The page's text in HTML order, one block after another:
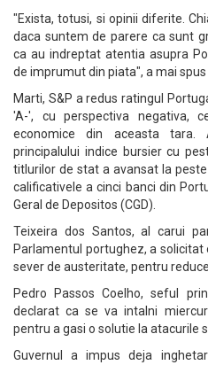
"Exista, totusi, si opinii diferite.
daca suntem de parere ca sunt
ca au indreptat atentia asupra
de imprumut din piata", a mai
Marti, S&P a redus ratingul
'A-', cu perspectiva negativa,
economice din aceasta
principalului indice bursier cu
titlurilor de stat a avansat la
calificativele a cinci banci din
Geral de Depositos (CGD).
Teixeira dos Santos, al carui
Parlamentul portughez, a
sever de austeritate, pentru
Pedro Passos Coelho, seful
declarat ca se va intalni
pentru a gasi o solutie la atacurile
Guvernul a impus deja